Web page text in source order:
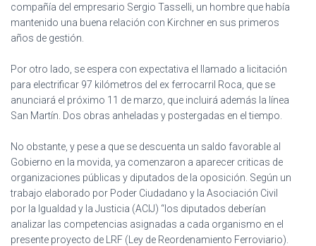
compañía del empresario Sergio Tasselli, un hombre que había
mantenido una buena relación con Kirchner en sus primeros
años de gestión.
Por otro lado, se espera con expectativa el llamado a licitación
para electrificar 97 kilómetros del ex ferrocarril Roca, que se
anunciará el próximo 11 de marzo, que incluirá además la línea
San Martín. Dos obras anheladas y postergadas en el tiempo.
No obstante, y pese a que se descuenta un saldo favorable al
Gobierno en la movida, ya comenzaron a aparecer criticas de
organizaciones públicas y diputados de la oposición. Según un
trabajo elaborado por Poder Ciudadano y la Asociación Civil
por la Igualdad y la Justicia (ACIJ) “los diputados deberían
analizar las competencias asignadas a cada organismo en el
presente proyecto de LRF (Ley de Reordenamiento Ferroviario).